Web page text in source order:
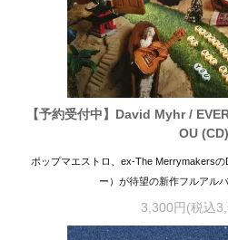
【予約受付中】David Myhr /
OU (CD)
ポップマエストロ、ex-The Merrymakers
ー）が待望の新作フルアル
3,300円(税込